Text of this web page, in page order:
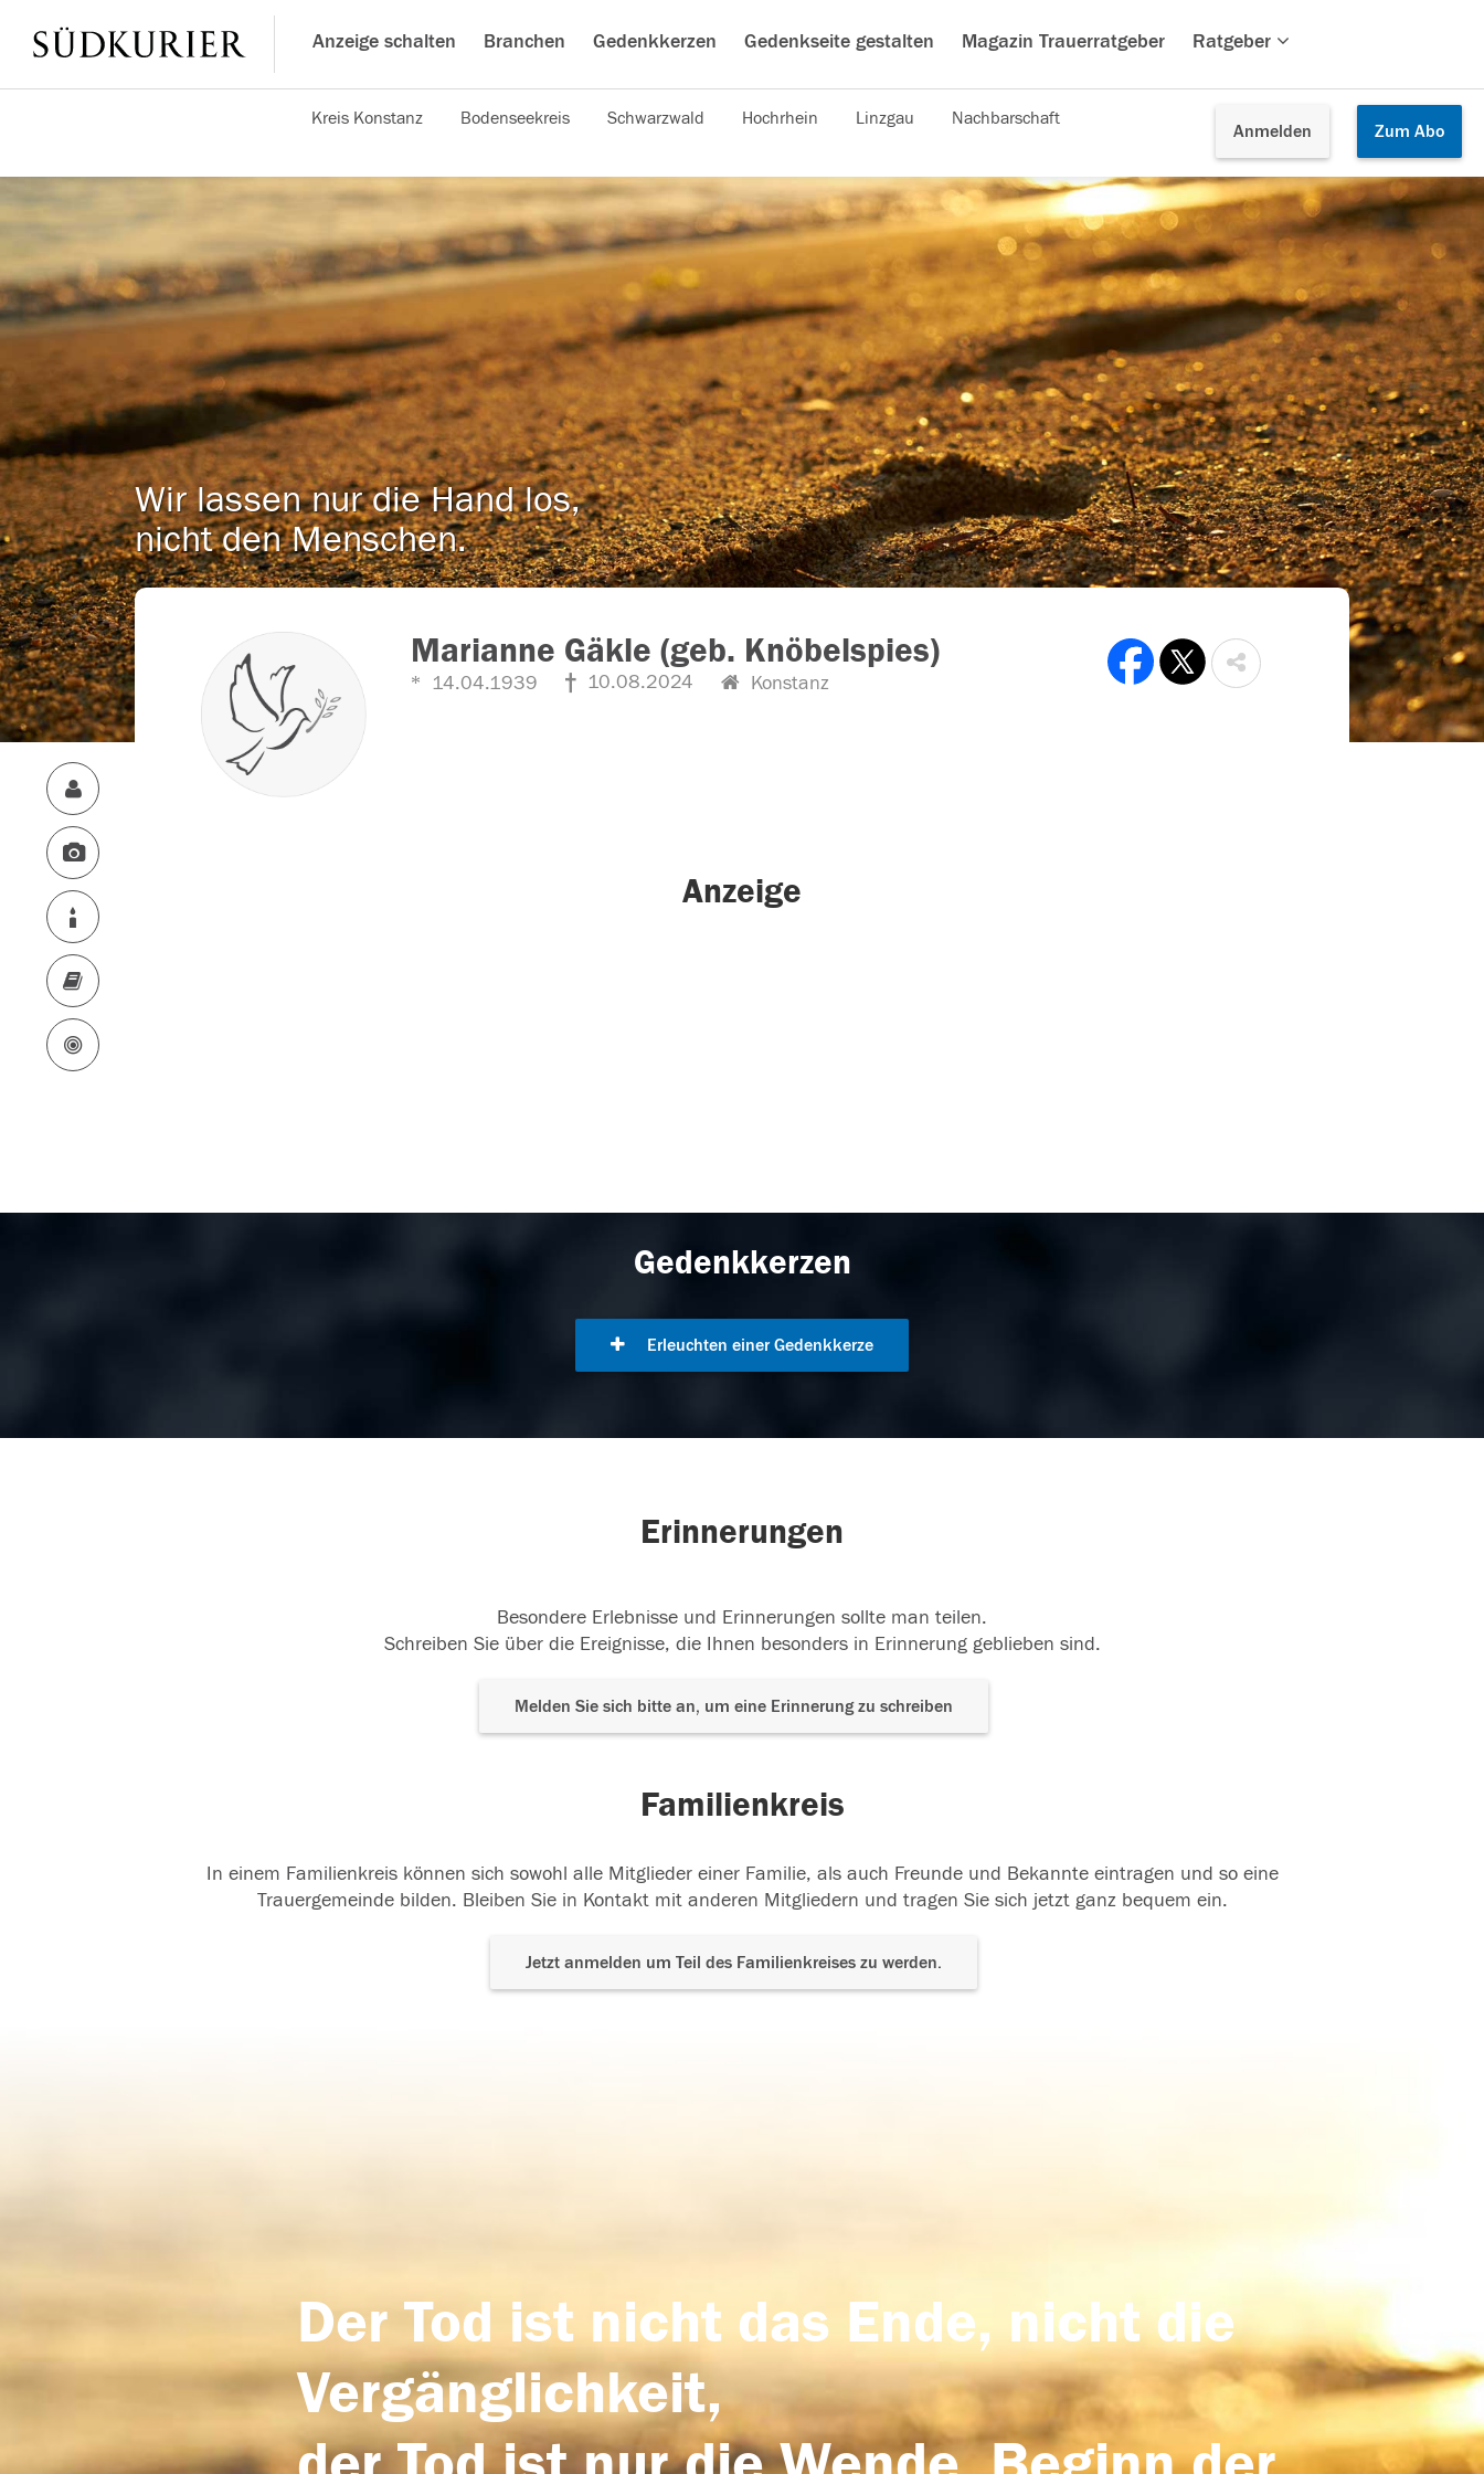
Anzeige schalten Branchen Gedenkkerzen Gedenkseite gestalten Magazin Trauerratgeber Ratgeber
Anmelden Zum Abo
Kreis Konstanz Bodenseekreis Schwarzwald Hochrhein Linzgau Nachbarschaft
Wir lassen nur die Hand los,
nicht den Menschen.
Marianne Gäkle (geb. Knöbelspies)
14.04.1939 10.08.2024 Konstanz
Anzeige
Gedenkkerzen
Erleuchten einer Gedenkkerze
Erinnerungen
Besondere Erlebnisse und Erinnerungen sollte man teilen.
Schreiben Sie über die Ereignisse, die Ihnen besonders in Erinnerung geblieben sind.
Melden Sie sich bitte an, um eine Erinnerung zu schreiben
Familienkreis
In einem Familienkreis können sich sowohl alle Mitglieder einer Familie, als auch Freunde und Bekannte eintragen und so eine
Trauergemeinde bilden. Bleiben Sie in Kontakt mit anderen Mitgliedern und tragen Sie sich jetzt ganz bequem ein.
Jetzt anmelden um Teil des Familienkreises zu werden.
Der Tod ist nicht das Ende, nicht die
Vergänglichkeit,